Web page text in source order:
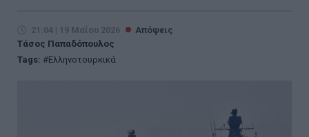
21:04 | 19 Μαΐου 2026
Απόψεις
Τάσος Παπαδόπουλος
Tags:
Ελληνοτουρκικά